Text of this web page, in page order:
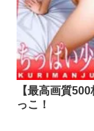
【最高画質
っこ！